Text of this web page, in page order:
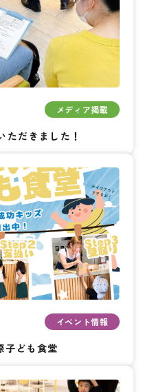
メディア掲載
ただきました！
イベント情報
子ども食堂